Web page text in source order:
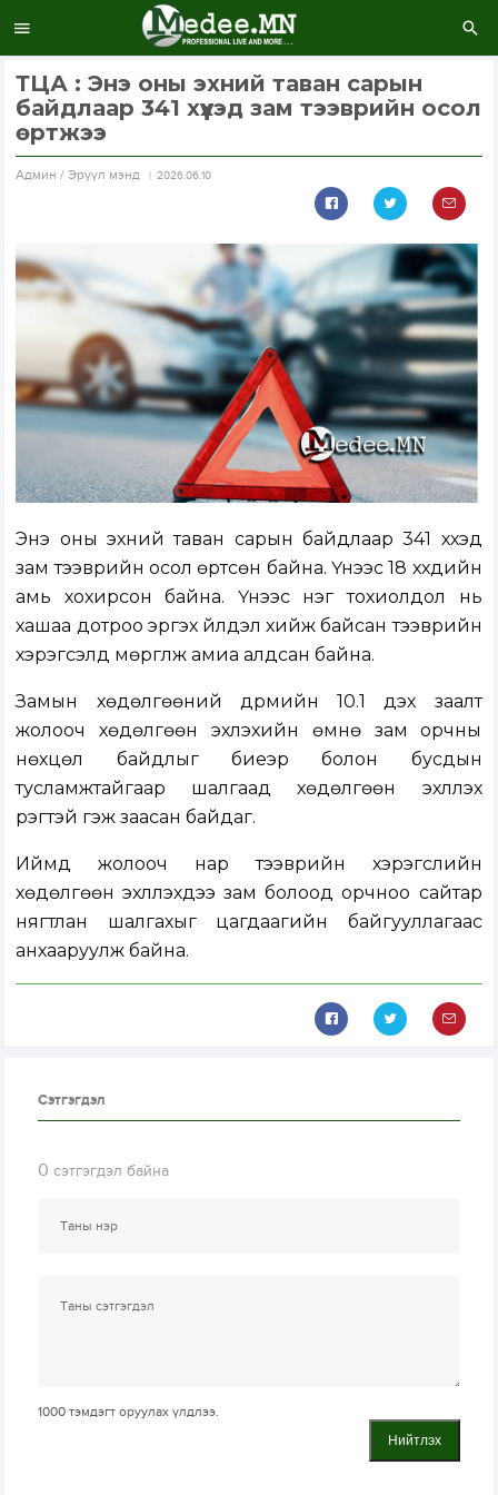
ТЦА : Энэ оны эхний таван сарын
байдлаар 341 хүүхэд зам тээврийн осол
өртжээ
Aдмин / Эрүүл мэнд 2026.06.10
Энэ оны эхний таван сарын байдлаар 341 хүүхэд
зам тээврийн осол өртсөн байна. Үүнээс 18 хүүхдийн
амь хохирсон байна. Үүнээс нэг тохиолдол нь
хашаа дотроо эргэх үйлдэл хийж байсан тээврийн
хэрэгсэлд мөргүүлж амиа алдсан байна.
Замын хөдөлгөөний дүрмийн 10.1 дэх заалт
жолооч хөдөлгөөн эхлэхийн өмнө зам орчны
нөхцөл байдлыг биеэр болон бусдын
тусламжтайгаар шалгаад хөдөлгөөн эхлүүлэх
үүрэгтэй гэж заасан байдаг.
Иймд жолооч нар тээврийн хэрэгслийн
хөдөлгөөн эхлүүлэхдээ зам болоод орчноо сайтар
нягтлан шалгахыг цагдаагийн байгууллагаас
анхааруулж байна.
Сэтгэгдэл
0 сэтгэгдэл байна
1000 тэмдэгт оруулах үлдлээ.
Нийтлэх